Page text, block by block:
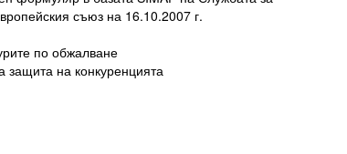
съюз на 16.10.2007 г.
по обжалване
на конкуренцията